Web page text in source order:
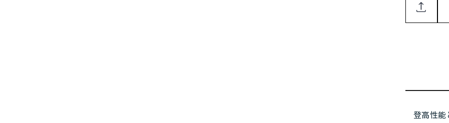
登高性